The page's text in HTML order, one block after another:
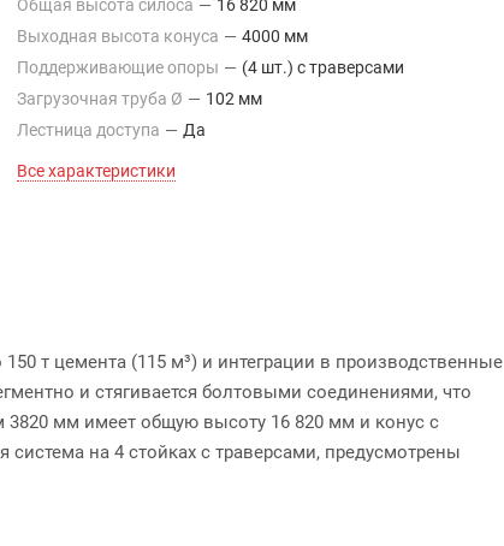
Общая высота силоса — 16 820 мм
Выходная высота конуса — 4000 мм
Поддерживающие опоры — (4 шт.) с траверсами
Загрузочная труба Ø — 102 мм
Лестница доступа — Да
Все характеристики
т цемента (115 м³) и интеграции в производственные
и стягивается болтовыми соединениями, что
мм имеет общую высоту 16 820 мм и конус с
на 4 стойках с траверсами, предусмотрены